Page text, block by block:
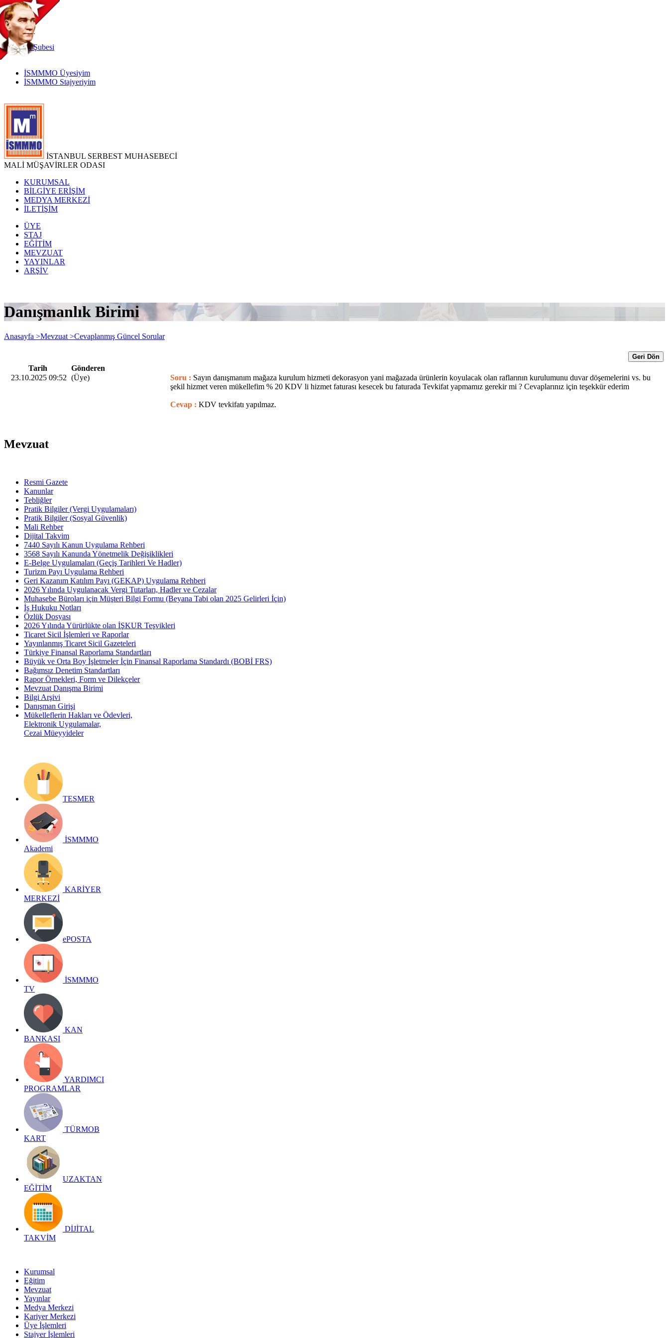
TR
|
EN
İnternetŞubesi
İSMMMO Üyesiyim
İSMMMO Stajyeriyim
İSTANBUL SERBEST MUHASEBECİ
MALİ MÜŞAVİRLER ODASI
KURUMSAL
BİLGİYE ERİŞİM
MEDYA MERKEZİ
İLETİŞİM
ÜYE
STAJ
EĞİTİM
MEVZUAT
YAYINLAR
ARŞİV
Danışmanlık Birimi
Anasayfa >Mevzuat >Cevaplanmış Güncel Sorular
Geri Dön
Tarih
Gönderen
23.10.2025 09:52 (Üye) Soru : Sayın danışmanım mağaza kurulum hizmeti dekorasyon yani mağazada ürünlerin koyulacak olan raflarının kurulumunu duvar döşemelerini vs. bu
şekil hizmet veren mükellefim % 20 KDV li hizmet faturası kesecek bu faturada Tevkifat yapmamız gerekir mi ? Cevaplarınız için teşekkür ederim
Cevap : KDV tevkifatı yapılmaz.
Mevzuat
Resmi Gazete
Kanunlar
Tebliğler
Pratik Bilgiler (Vergi Uygulamaları)
Pratik Bilgiler (Sosyal Güvenlik)
Mali Rehber
Dijital Takvim
7440 Sayılı Kanun Uygulama Rehberi
3568 Sayılı Kanunda Yönetmelik Değişiklikleri
E-Belge Uygulamaları (Geçiş Tarihleri Ve Hadler)
Turizm Payı Uygulama Rehberi
Geri Kazanım Katılım Payı (GEKAP) Uygulama Rehberi
2026 Yılında Uygulanacak Vergi Tutarları, Hadler ve Cezalar
Muhasebe Büroları için Müşteri Bilgi Formu (Beyana Tabi olan 2025 Gelirleri İçin)
İş Hukuku Notları
Özlük Dosyası
2026 Yılında Yürürlükte olan İŞKUR Teşvikleri
Ticaret Sicil İşlemleri ve Raporlar
Yayınlanmış Ticaret Sicil Gazeteleri
Türkiye Finansal Raporlama Standartları
Büyük ve Orta Boy İşletmeler İçin Finansal Raporlama Standardı (BOBİ FRS)
Bağımsız Denetim Standartları
Rapor Örnekleri, Form ve Dilekçeler
Mevzuat Danışma Birimi
Bilgi Arşivi
Danışman Girişi
Mükelleflerin Hakları ve Ödevleri,
Elektronik Uygulamalar,
Cezai Müeyyideler
TESMER
İSMMMO
Akademi
KARİYER
MERKEZİ
ePOSTA
İSMMMO
TV
KAN
BANKASI
YARDIMCI
PROGRAMLAR
TÜRMOB
KART
UZAKTAN
EĞİTİM
DİJİTAL
TAKVİM
Kurumsal
Eğitim
Mevzuat
Yayınlar
Medya Merkezi
Kariyer Merkezi
Üye İşlemleri
Stajyer İşlemleri